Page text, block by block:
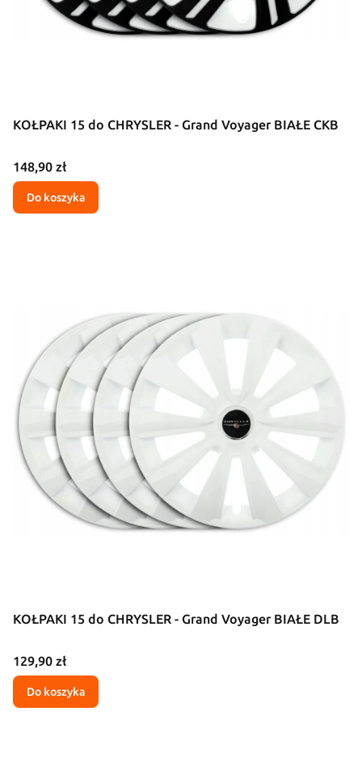
KOŁPAKI 15 do CHRYSLER - Grand Voyager BIAŁE CKB
Cena
148,90 zł
Do koszyka
KOŁPAKI 15 do CHRYSLER - Grand Voyager BIAŁE DLB
Cena
129,90 zł
Do koszyka